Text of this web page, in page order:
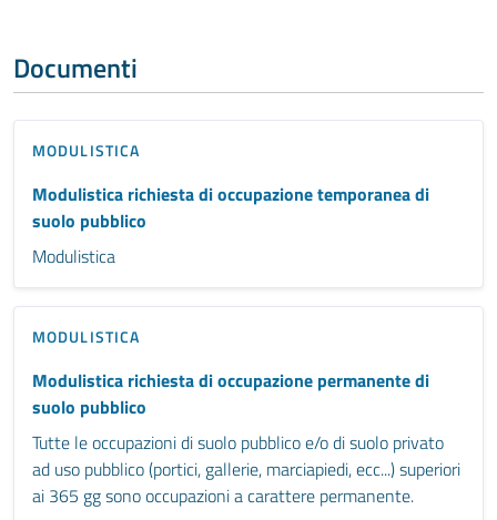
Documenti
MODULISTICA
Modulistica richiesta di occupazione temporanea di
suolo pubblico
Modulistica
MODULISTICA
Modulistica richiesta di occupazione permanente di
suolo pubblico
Tutte le occupazioni di suolo pubblico e/o di suolo privato
ad uso pubblico (portici, gallerie, marciapiedi, ecc...) superiori
ai 365 gg sono occupazioni a carattere permanente.